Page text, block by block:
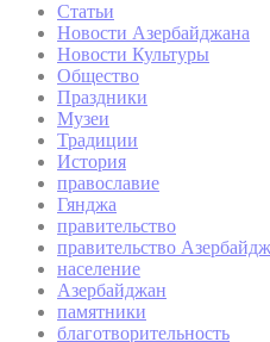
Статьи
Новости Азербайджана
Новости Культуры
Общество
Праздники
Музеи
Традиции
История
православие
Гянджа
правительство
правительство
население
Азербайджан
памятники
благотворительность